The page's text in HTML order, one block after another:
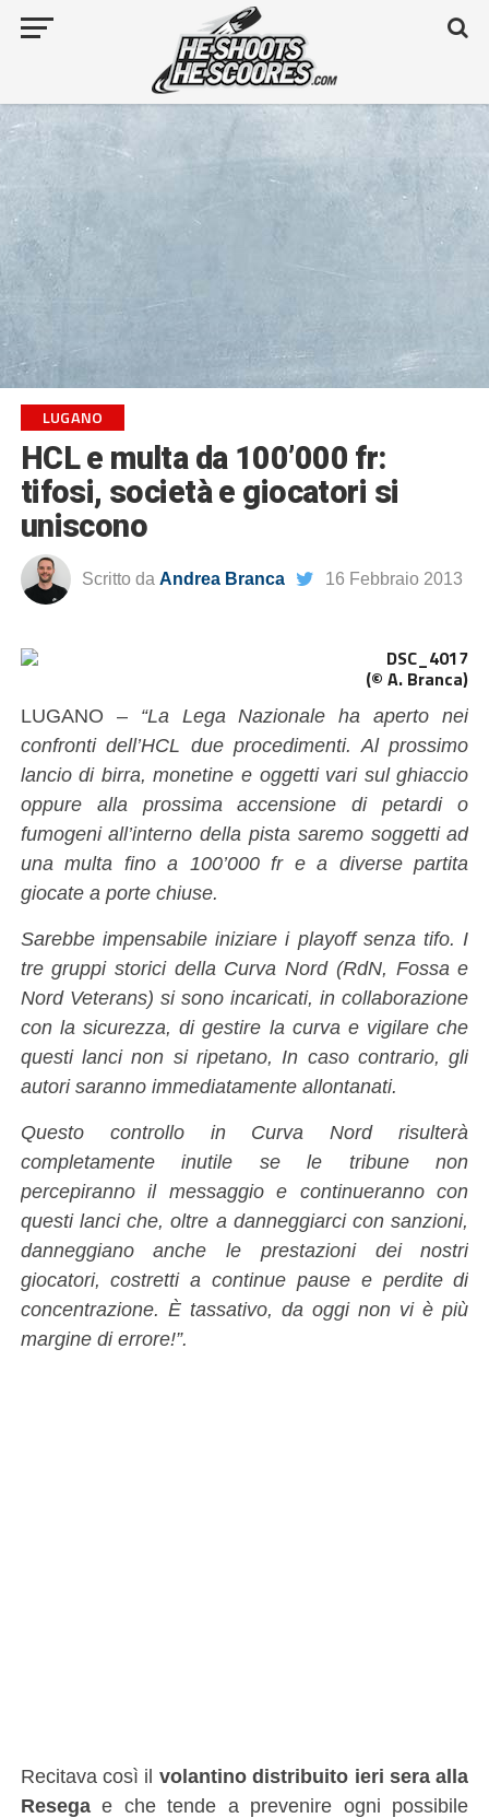
LUGANO
HCL e multa da 100’000 fr:
tifosi, società e giocatori si
uniscono
Scritto da Andrea Branca 16 Febbraio 2013
(© A. Branca)
LUGANO – “La Lega Nazionale ha aperto nei
confronti dell’HCL due procedimenti. Al prossimo
lancio di birra, monetine e oggetti vari sul ghiaccio
oppure alla prossima accensione di petardi o
fumogeni all’interno della pista saremo soggetti ad
una multa fino a 100’000 fr e a diverse partita
giocate a porte chiuse.
Sarebbe impensabile iniziare i playoff senza tifo. I
tre gruppi storici della Curva Nord (RdN, Fossa e
Nord Veterans) si sono incaricati, in collaborazione
con la sicurezza, di gestire la curva e vigilare che
questi lanci non si ripetano, In caso contrario, gli
autori saranno immediatamente allontanati.
Questo controllo in Curva Nord risulterà
completamente inutile se le tribune non
percepiranno il messaggio e continueranno con
questi lanci che, oltre a danneggiarci con sanzioni,
danneggiano anche le prestazioni dei nostri
giocatori, costretti a continue pause e perdite di
concentrazione. È tassativo, da oggi non vi è più
margine di errore!”.
Recitava così il volantino distribuito ieri sera alla
Resegae che tende a prevenire ogni possibile